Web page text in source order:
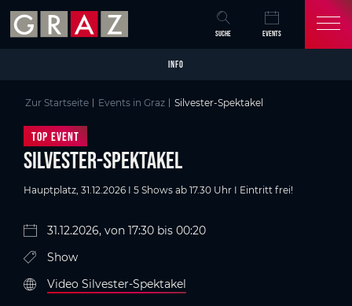
Skip to main content
Skip to table of contents
Skip to main navigation
SUCHE EVENTS
INFO
Zur Startseite Events in Graz Silvester-Spektakel
Top Event
Silvester-Spektakel
Hauptplatz, 31.12.2026 I 5 Shows ab 17.30 Uhr I Eintritt frei!
31.12.2026, von 17:30 bis 00:20
Show
Video Silvester-Spektakel